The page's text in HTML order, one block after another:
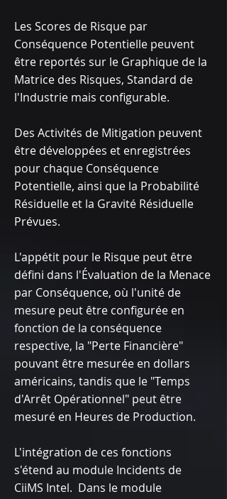
Les Scores de Risque par
Conséquence Potentielle peuvent
être reportés sur le Graphique de la
Matrice des Risques, Standard de
l'Industrie mais configurable.
Des Activités de Mitigation peuvent
être développées et enregistrées
pour chaque Conséquence
Potentielle, ainsi que la Probabilité
Résiduelle et la Gravité Résiduelle
Prévues.
L'appétit pour le Risque peut être
défini dans l'Évaluation de la Menace
par Conséquence, où l'unité de
mesure peut être configurée en
fonction de la conséquence
respective, la "Perte Financière"
pouvant être mesurée en dollars
américains, tandis que le "Temps
d'Arrêt Opérationnel" peut être
mesuré en Heures de Production.
L'intégration de ces fonctions
s'étend au module Incidents de
CiiMS Intel. Dans le module